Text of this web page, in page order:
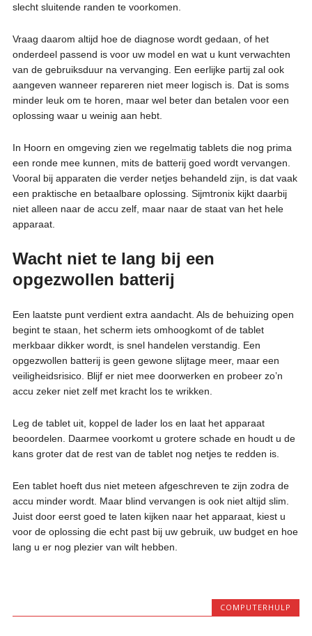
slecht sluitende randen te voorkomen.
Vraag daarom altijd hoe de diagnose wordt gedaan, of het
onderdeel passend is voor uw model en wat u kunt verwachten
van de gebruiksduur na vervanging. Een eerlijke partij zal ook
aangeven wanneer repareren niet meer logisch is. Dat is soms
minder leuk om te horen, maar wel beter dan betalen voor een
oplossing waar u weinig aan hebt.
In Hoorn en omgeving zien we regelmatig tablets die nog prima
een ronde mee kunnen, mits de batterij goed wordt vervangen.
Vooral bij apparaten die verder netjes behandeld zijn, is dat vaak
een praktische en betaalbare oplossing. Sijmtronix kijkt daarbij
niet alleen naar de accu zelf, maar naar de staat van het hele
apparaat.
Wacht niet te lang bij een
opgezwollen batterij
Een laatste punt verdient extra aandacht. Als de behuizing open
begint te staan, het scherm iets omhoogkomt of de tablet
merkbaar dikker wordt, is snel handelen verstandig. Een
opgezwollen batterij is geen gewone slijtage meer, maar een
veiligheidsrisico. Blijf er niet mee doorwerken en probeer zo’n
accu zeker niet zelf met kracht los te wrikken.
Leg de tablet uit, koppel de lader los en laat het apparaat
beoordelen. Daarmee voorkomt u grotere schade en houdt u de
kans groter dat de rest van de tablet nog netjes te redden is.
Een tablet hoeft dus niet meteen afgeschreven te zijn zodra de
accu minder wordt. Maar blind vervangen is ook niet altijd slim.
Juist door eerst goed te laten kijken naar het apparaat, kiest u
voor de oplossing die echt past bij uw gebruik, uw budget en hoe
lang u er nog plezier van wilt hebben.
COMPUTERHULP